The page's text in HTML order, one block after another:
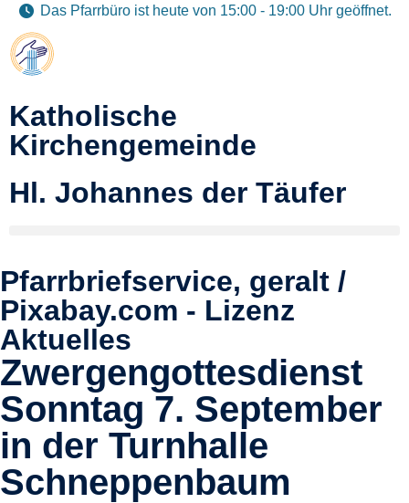
Das Pfarrbüro ist heute von 15:00 - 19:00 Uhr geöffnet.
Katholische
Kirchengemeinde
Hl. Johannes der Täufer
Pfarrbriefservice, geralt /
Pixabay.com - Lizenz
Aktuelles
Zwergengottesdienst
Sonntag 7. September
in der Turnhalle
Schneppenbaum